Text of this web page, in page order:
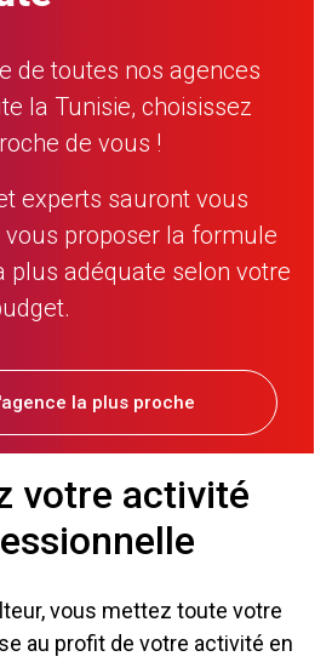
de toutes nos agences
la Tunisie, choisissez
de vous !
experts sauront vous
proposer la formule
plus adéquate selon votre
la plus proche
votre activité
vous mettez toute votre
au profit de votre activité en